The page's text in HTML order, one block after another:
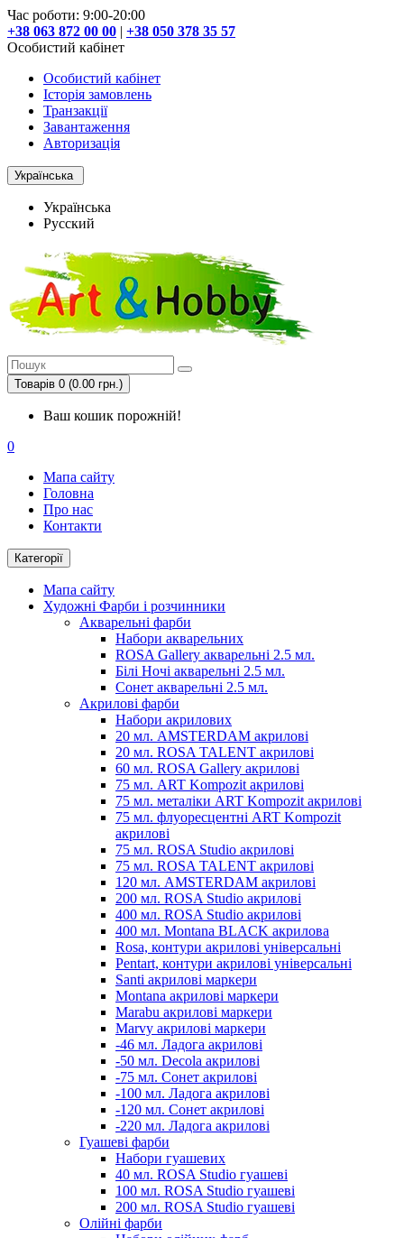
Час роботи: 9:00-20:00
+38 063 872 00 00 | +38 050 378 35 57
Особистий кабінет
Особистий кабінет
Історія замовлень
Транзакції
Завантаження
Авторизація
Українська
Українська
Русский
Товарів 0 (0.00 грн.)
Ваш кошик порожній!
0
Мапа сайту
Головна
Про нас
Контакти
Категорії
Мапа сайту
Художні Фарби і розчинники
Акварельні фарби
Набори акварельних
ROSA Gallery акварельні 2.5 мл.
Білі Ночі акварельні 2.5 мл.
Сонет акварельні 2.5 мл.
Акрилові фарби
Набори акрилових
20 мл. AMSTERDAM акрилові
20 мл. ROSA TALENT акрилові
60 мл. ROSA Gallery акрилові
75 мл. ART Kompozit акрилові
75 мл. металіки ART Kompozit акрилові
75 мл. флуоресцентні ART Kompozit
акрилові
75 мл. ROSA Studio акрилові
75 мл. ROSA TALENT акрилові
120 мл. AMSTERDAM акрилові
200 мл. ROSA Studio акрилові
400 мл. ROSA Studio акрилові
400 мл. Montana BLACK акрилова
Rosa, контури акрилові універсальні
Pentart, контури акрилові універсальні
Santi акрилові маркери
Montana акрилові маркери
Marabu акрилові маркери
Marvy акрилові маркери
-46 мл. Ладога акрилові
-50 мл. Decola акрилові
-75 мл. Сонет акрилові
-100 мл. Ладога акрилові
-120 мл. Сонет акрилові
-220 мл. Ладога акрилові
Гуашеві фарби
Набори гуашевих
40 мл. ROSA Studio гуашеві
100 мл. ROSA Studio гуашеві
200 мл. ROSA Studio гуашеві
Олійні фарби